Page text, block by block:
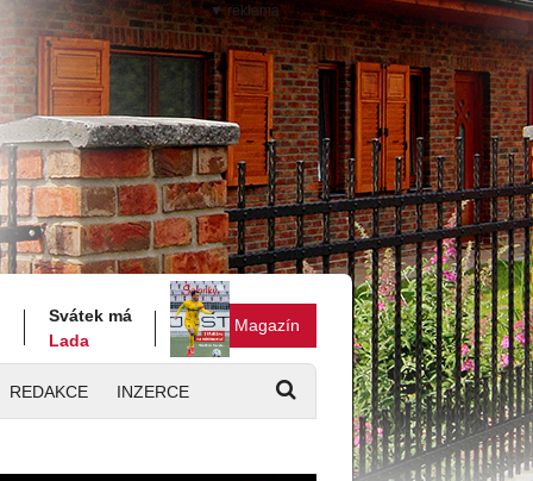
Svátek má
Lada
Magazín
REDAKCE INZERCE
▼ reklama